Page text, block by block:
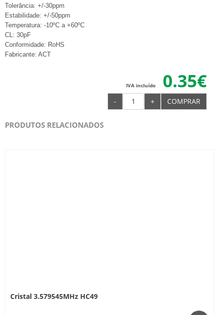
Tolerância: +/-30ppm
Estabilidade: +/-50ppm
Temperatura: -10ºC a +60ºC
CL: 30pF
Conformidade: RoHS
Fabricante: ACT
0.35€
IVA incluído
- + COMPRAR
PRODUTOS RELACIONADOS
Cristal 3.579545MHz HC49